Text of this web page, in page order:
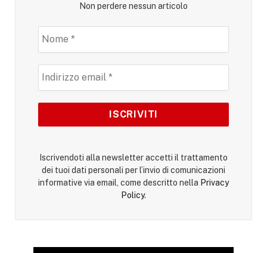
Non perdere nessun articolo
Iscrivendoti alla newsletter accetti il trattamento
dei tuoi dati personali per l’invio di comunicazioni
informative via email, come descritto nella Privacy
Policy.